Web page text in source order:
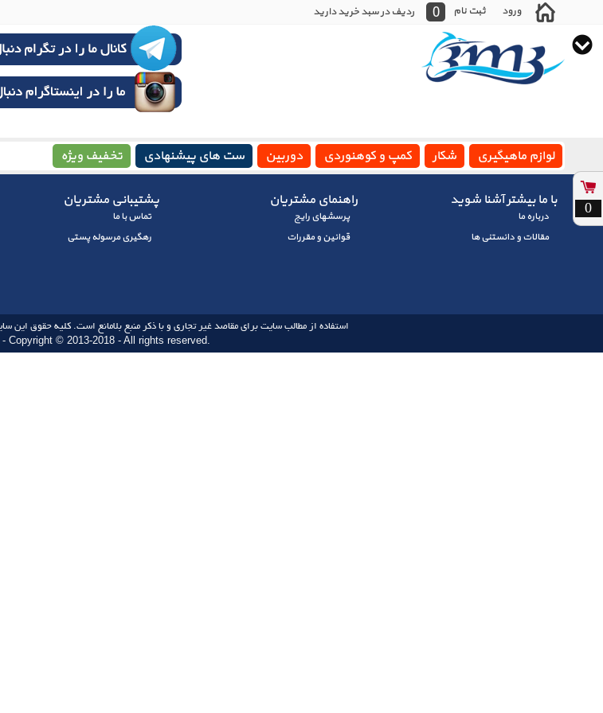
ورود ثبت نام 0
ردیف در سبد خرید دارید
لوازم ماهیگیری شکار کمپ و کوهنوردی دوربین ست های پیشنهادی تخفیف ویژه
با ما بیشتر آشنا شوید
درباره ما
مقالات و دانستنی ها
راهنمای مشتریان
پرسشهای رايج
قوانین و مقررات
پشتیبانی مشتریان
تماس با ما
رهگیری مرسوله پستی
استفاده از مطالب سایت برای مقاصد غیر تجاری و با ذکر منبع بلامانع است. کلیه حقوق این
Copyright © 2013-2018 - All rights reserved.
0